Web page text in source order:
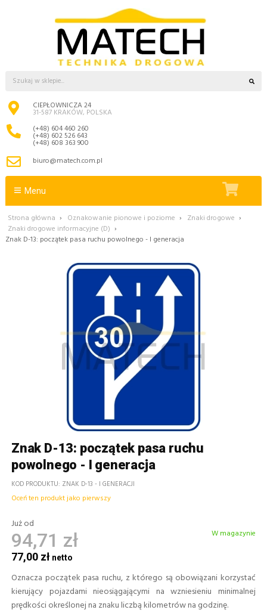
CIEPŁOWNICZA 24
31-587 KRAKÓW, POLSKA
(+48) 604 460 260
(+48) 602 526 643
(+48) 608 363 900
biuro@matech.com.pl
Menu
Strona główna › Oznakowanie pionowe i poziome › Znaki drogowe ›
Znaki drogowe informacyjne (D) ›
Znak D-13: początek pasa ruchu powolnego - I generacja
Znak D-13: początek pasa ruchu
powolnego - I generacja
KOD PRODUKTU ZNAK D-13 - I GENERACJI
Oceń ten produkt jako pierwszy
Już od
94,71 zł
77,00 zł
W magazynie
Oznacza początek pasa ruchu, z którego są obowiązani korzystać
kierujący pojazdami nieosiągającymi na wzniesieniu minimalnej
prędkości określonej na znaku liczbą kilometrów na godzinę.